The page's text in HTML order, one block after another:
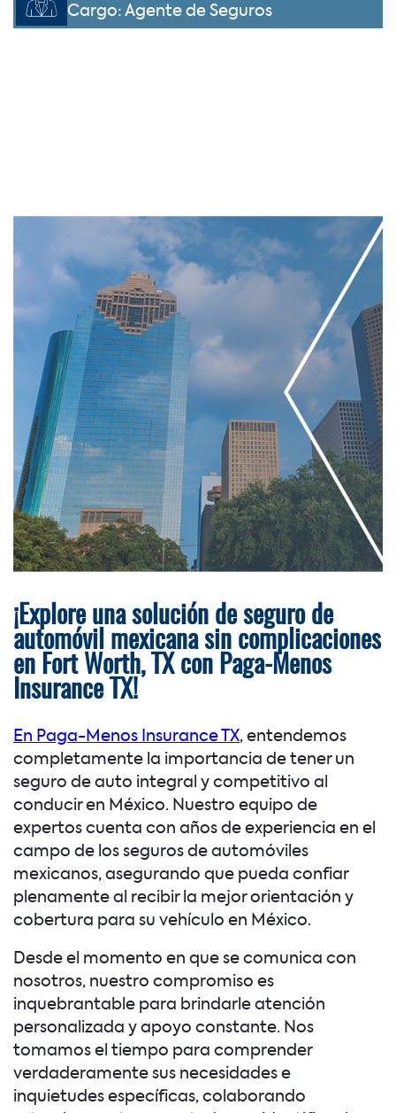
Cargo: Agente de Seguros
¡Explore una solución de seguro de
automóvil mexicana sin complicaciones
en Fort Worth, TX con Paga-Menos
Insurance TX!
En Paga-Menos Insurance TX, entendemos
completamente la importancia de tener un
seguro de auto integral y competitivo al
conducir en México. Nuestro equipo de
expertos cuenta con años de experiencia en el
campo de los seguros de automóviles
mexicanos, asegurando que pueda confiar
plenamente al recibir la mejor orientación y
cobertura para su vehículo en México.
Desde el momento en que se comunica con
nosotros, nuestro compromiso es
inquebrantable para brindarle atención
personalizada y apoyo constante. Nos
tomamos el tiempo para comprender
verdaderamente sus necesidades e
inquietudes específicas, colaborando